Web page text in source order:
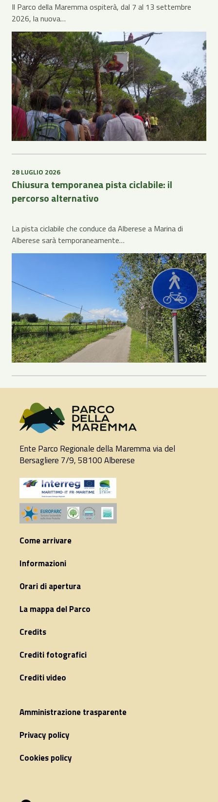
Il Parco della Maremma ospiterà, dal 7 al 13 settembre
2026, la nuova…
28 LUGLIO 2026
Chiusura temporanea pista ciclabile: il
percorso alternativo
La pista ciclabile che conduce da Alberese a Marina di
Alberese sarà temporaneamente…
Ente Parco Regionale della Maremma via del
Bersagliere 7/9, 58100 Alberese
Come arrivare
Informazioni
Orari di apertura
La mappa del Parco
Credits
Crediti fotografici
Crediti video
Amministrazione trasparente
Privacy policy
Cookies policy